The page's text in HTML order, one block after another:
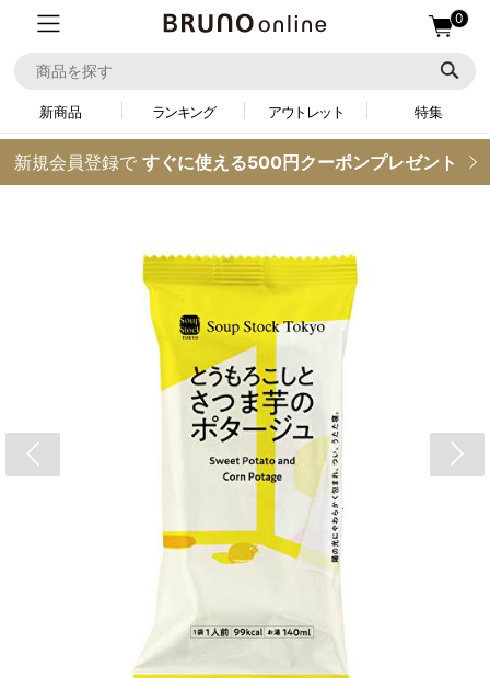
0
新商品 ランキング アウトレット 特集
新規会員登録で すぐに使える500円クーポンプレゼント